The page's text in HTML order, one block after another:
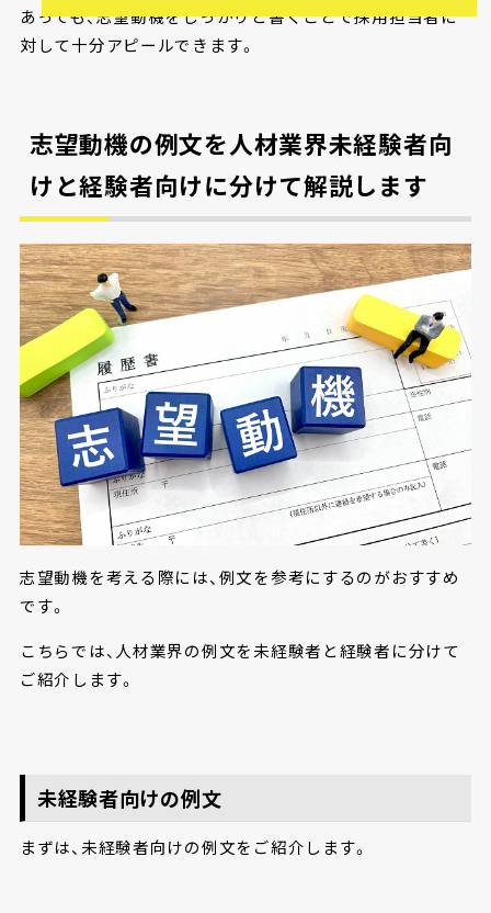
あっても、志望動機をしっかりと書くことで採用担当者に
対して十分アピールできます。
志望動機の例文を人材業界未経験者向
けと経験者向けに分けて解説します
志望動機を考える際には、例文を参考にするのがおすすめ
です。
こちらでは、人材業界の例文を未経験者と経験者に分けて
ご紹介します。
未経験者向けの例文
まずは、未経験者向けの例文をご紹介します。